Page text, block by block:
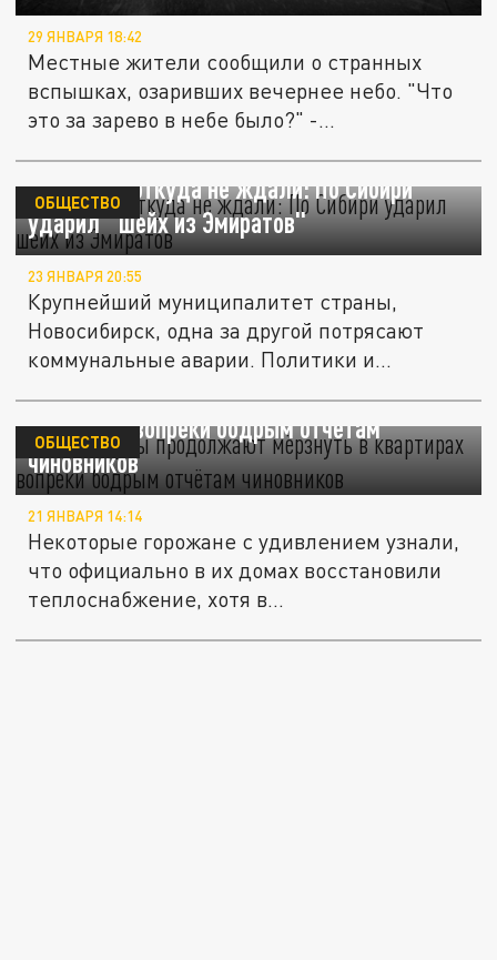
29 ЯНВАРЯ 18:42
Местные жители сообщили о странных
вспышках, озаривших вечернее небо. "Что
это за зарево в небе было?" -...
Диверсия, откуда не ждали: По Сибири
ударил "шейх из Эмиратов"
ОБЩЕСТВО
23 ЯНВАРЯ 20:55
Крупнейший муниципалитет страны,
Новосибирск, одна за другой потрясают
коммунальные аварии. Политики и...
Новосибирцы продолжают мёрзнуть в
квартирах вопреки бодрым отчётам
чиновников
ОБЩЕСТВО
21 ЯНВАРЯ 14:14
Некоторые горожане с удивлением узнали,
что официально в их домах восстановили
теплоснабжение, хотя в...